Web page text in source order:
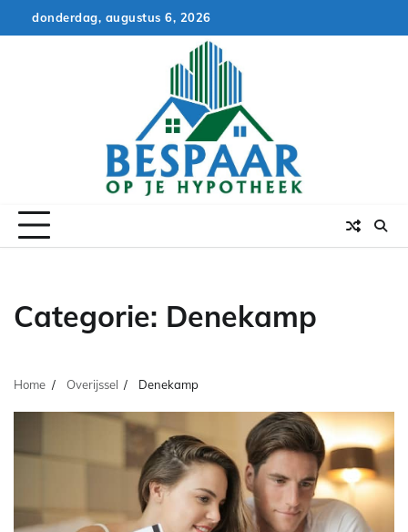
to
donderdag, augustus 6, 2026
Categorie: Denekamp
Home Overijssel Denekamp